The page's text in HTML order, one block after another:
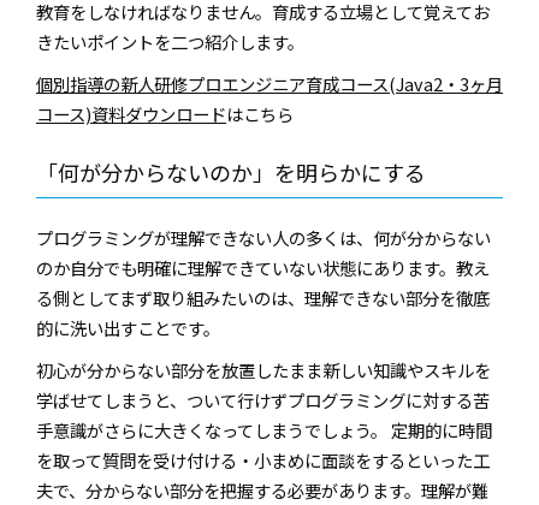
教育をしなければなりません。育成する立場として覚えてお
きたいポイントを二つ紹介します。
個別指導の新人研修プロエンジニア育成コース(Java2・3ヶ月
コース)資料ダウンロードはこちら
「何が分からないのか」を明らかにする
プログラミングが理解できない人の多くは、何が分からない
のか自分でも明確に理解できていない状態にあります。教え
る側としてまず取り組みたいのは、理解できない部分を徹底
的に洗い出すことです。
初心が分からない部分を放置したまま新しい知識やスキルを
学ばせてしまうと、ついて行けずプログラミングに対する苦
手意識がさらに大きくなってしまうでしょう。 定期的に時間
を取って質問を受け付ける・小まめに面談をするといった工
夫で、分からない部分を把握する必要があります。理解が難